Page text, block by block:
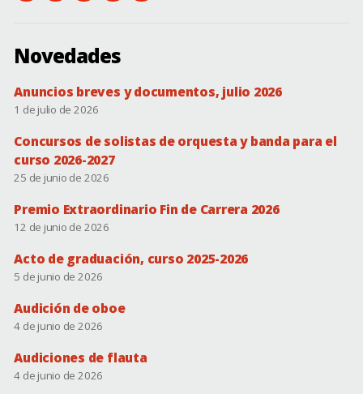
Novedades
Anuncios breves y documentos, julio 2026
1 de julio de 2026
Concursos de solistas de orquesta y banda para el
curso 2026-2027
25 de junio de 2026
Premio Extraordinario Fin de Carrera 2026
12 de junio de 2026
Acto de graduación, curso 2025-2026
5 de junio de 2026
Audición de oboe
4 de junio de 2026
Audiciones de flauta
4 de junio de 2026